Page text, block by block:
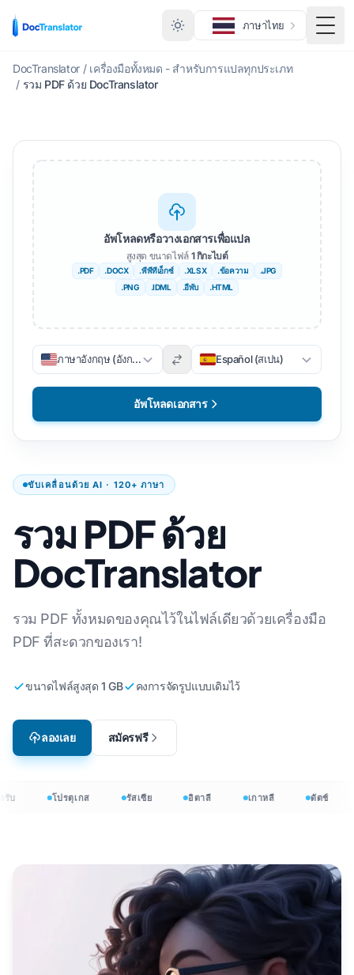
ภาษาไทย
สลับ
DocTranslator / เครื่องมือทั้งหมด - สำหรับการแปลทุกประเภท
/ รวม PDF ด้วย DocTranslator
ขับเคลื่อนด้วย AI · 120+ ภาษา
รวม PDF ด้วย
DocTranslator
รวม PDF ทั้งหมดของคุณไว้ในไฟล์เดียวด้วยเครื่องมือ
PDF ที่สะดวกของเรา!
ขนาดไฟล์สูงสุด 1 GB คงการจัดรูปแบบเดิมไว้
ลองเลย สมัครฟรี
อัพโหลดหรือวางเอกสารเพื่อแปล
สูงสุด ขนาดไฟล์ 1 กิกะไบต์
.PDF .DOCX .พีพีทีเอ็กซ์ .XLSX .ข้อความ
.JPG
.PNG
.IDML .อีพับ .HTML
ภาษาอังกฤษ (อังกฤษ) Español (สเปน)
อัพโหลดเอกสาร
บ โปรตุเกส รัสเซีย อิตาลี เกาหลี ดัตช์